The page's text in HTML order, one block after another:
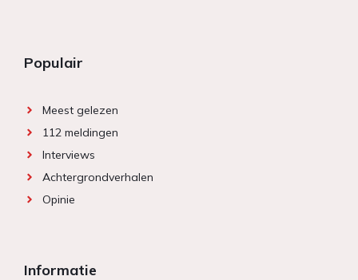
Populair
Meest gelezen
112 meldingen
Interviews
Achtergrondverhalen
Opinie
Informatie